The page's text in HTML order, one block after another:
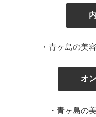
・青ヶ島の美
オ
・青ヶ島の